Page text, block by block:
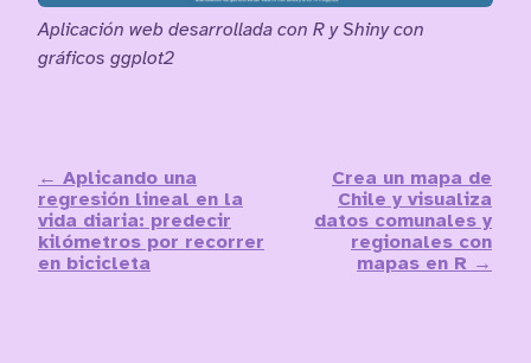
Aplicación web desarrollada con R y Shiny con
gráficos ggplot2
← Aplicando una
regresión lineal en la
vida diaria: predecir
kilómetros por recorrer
en bicicleta
Crea un mapa de
Chile y visualiza
datos comunales y
regionales con
mapas en R →